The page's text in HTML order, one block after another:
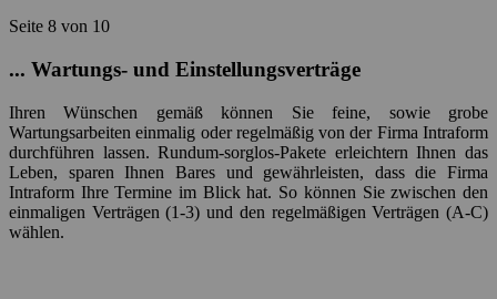
Seite 8 von 10
... Wartungs- und Einstellungsverträge
Ihren Wünschen gemäß können Sie feine, sowie grobe
Wartungsarbeiten einmalig oder regelmäßig von der Firma Intraform
durchführen lassen. Rundum-sorglos-Pakete erleichtern Ihnen das
Leben, sparen Ihnen Bares und gewährleisten, dass die Firma
Intraform Ihre Termine im Blick hat. So können Sie zwischen den
einmaligen Verträgen (1-3) und den regelmäßigen Verträgen (A-C)
wählen.